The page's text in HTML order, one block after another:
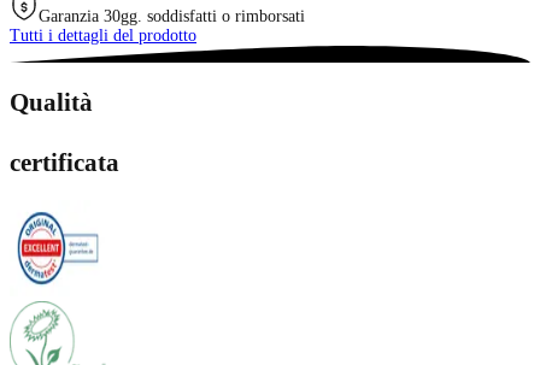
Garanzia 30gg. soddisfatti o rimborsati
Tutti i dettagli del prodotto
Qualità
certificata